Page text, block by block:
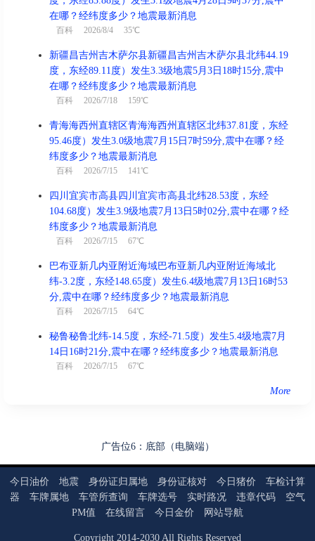
在哪？经纬度多少？地震最新消息
百科 2026/8/4 35℃
新疆昌吉州吉木萨尔县新疆昌吉州吉木萨尔县北纬44.19
度，东经89.11度）发生3.3级地震5月3日18时15分,震中
在哪？经纬度多少？地震最新消息
百科 2026/7/18 159℃
青海海西州直辖区青海海西州直辖区北纬37.81度，东经
95.46度）发生3.0级地震7月15日7时59分,震中在哪？经
纬度多少？地震最新消息
百科 2026/7/15 141℃
四川宜宾市高县四川宜宾市高县北纬28.53度，东经
104.68度）发生3.9级地震7月13日5时02分,震中在哪？经
纬度多少？地震最新消息
百科 2026/7/15 67℃
巴布亚新几内亚附近海域巴布亚新几内亚附近海域北
纬-3.2度，东经148.65度）发生6.4级地震7月13日16时53
分,震中在哪？经纬度多少？地震最新消息
百科 2026/7/15 64℃
秘鲁秘鲁北纬-14.5度，东经-71.5度）发生5.4级地震7月
14日16时21分,震中在哪？经纬度多少？地震最新消息
百科 2026/7/15 67℃
More
广告位6：底部（电脑端）
今日油价 地震 身份证归属地 身份证核对 今日猪价
车检计算
器
车牌属地 车管所查询 车牌选号 实时路况 违章代码
空气
PM值
在线留言 今日金价 网站导航
Copyright 2014-2030 All Rights Reserved